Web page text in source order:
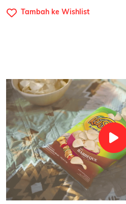
Tambah ke Wishlist